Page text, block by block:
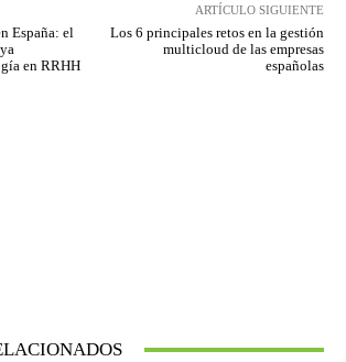
España: el
en RRHH
ARTÍCULO SIGUIENTE
Los 6 principales retos en la gestión
multicloud de las empresas
españolas